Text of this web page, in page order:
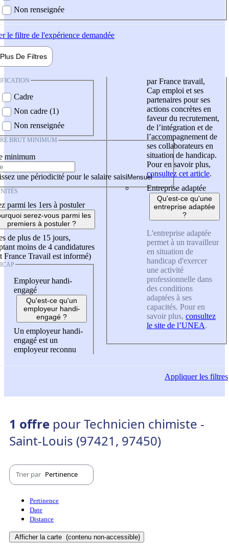
Non renseignée
le filtre de l'expérience demandée
Plus De Filtres
Cadre
Non cadre (1)
Non renseignée
BRUT MINIMUM
minimum
une périodicité pour le salaire saisi
parmi les 1ers à postuler
serez-vous parmi les
premiers à postuler ?
de plus de 15 jours,
moins de 4 candidatures
France Travail est informé)
Employeur handi-
engagé
Qu'est-ce qu'un
employeur handi-
engagé ?
Un employeur handi-
engagé est un
employeur reconnu
par France travail,
Cap emploi et ses
partenaires pour ses
actions concrètes en
faveur du recrutement,
de l’intégration et de
l’accompagnement de
ses collaborateurs en
situation de handicap.
Pour en savoir plus,
consultez cet article.
Entreprise adaptée
Qu'est-ce qu'une
entreprise adaptée
?
L'entreprise adaptée
permet à un travailleur
en situation de
handicap d'exercer
une activité
professionnelle dans
des conditions
adaptées à ses
capacités. Pour en
savoir plus, consultez
le site de l’UNEA.
Appliquerles filtres
1 offre pour Technicien chimiste -
Saint-Louis (97421, 97450)
Trier par Pertinence
Pertinence
Date
Distance
Afficher la carte (contenu non-accessible)